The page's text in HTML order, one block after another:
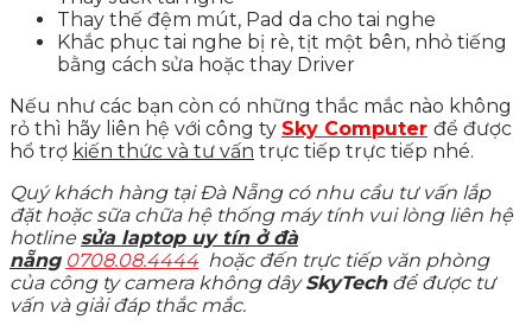
Thay thế đệm mút, Pad da cho tai nghe
Khắc phục tai nghe bị rè, tịt một bên, nhỏ tiếng
bằng cách sửa hoặc thay Driver
Nếu như các bạn còn có những thắc mắc nào không
rỏ thì hãy liên hệ với công ty Sky Computer để được
hổ trợ kiến thức và tư vấn trực tiếp trực tiếp nhé.
Quý khách hàng tại Đà Nẵng có nhu cầu tư vấn lắp
đặt hoặc sữa chữa hệ thống máy tính vui lòng liên hệ
hotline sửa laptop uy tín ở đà
nẵng 0708.08.4444 hoặc đến trực tiếp văn phòng
của công ty camera không dâySkyTechđể được tư
vấn và giải đáp thắc mắc.